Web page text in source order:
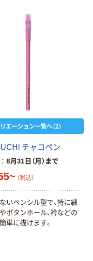
エーション一覧へ（2）
チャコペン
8月31日（月）まで
（税込）
いペンシル型で、特に細
ボタンホール、衿などの
単に描けます。
コピー用紙 マ
ルチペーパー
スーパーエコノ
￥149~
ス
トイレットペー
ｍ 再生紙
100% 6ロール
リサイクル100
芯あり FSC認
証
￥460~
ス
本
オ